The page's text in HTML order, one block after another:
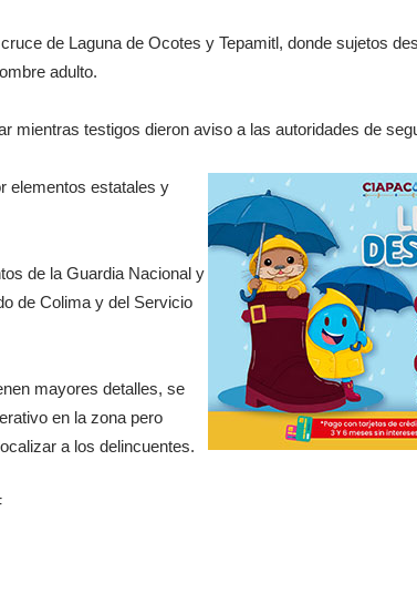
de Laguna de Ocotes y Tepamitl, donde sujetos
adulto.
mientras testigos dieron aviso a las autoridades de
elementos estatales y
de la Guardia Nacional y
de Colima y del Servicio
mayores detalles, se
en la zona pero
a los delincuentes.